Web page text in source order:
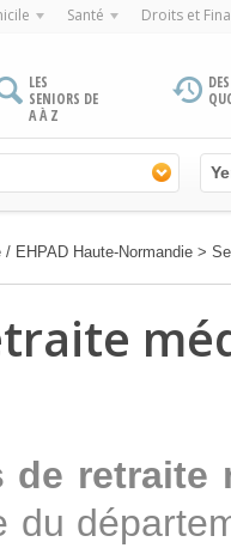
Santé Droits et
LES
SENIORS DE
A À Z
EHPAD Haute-Normandie >
de retraite
du